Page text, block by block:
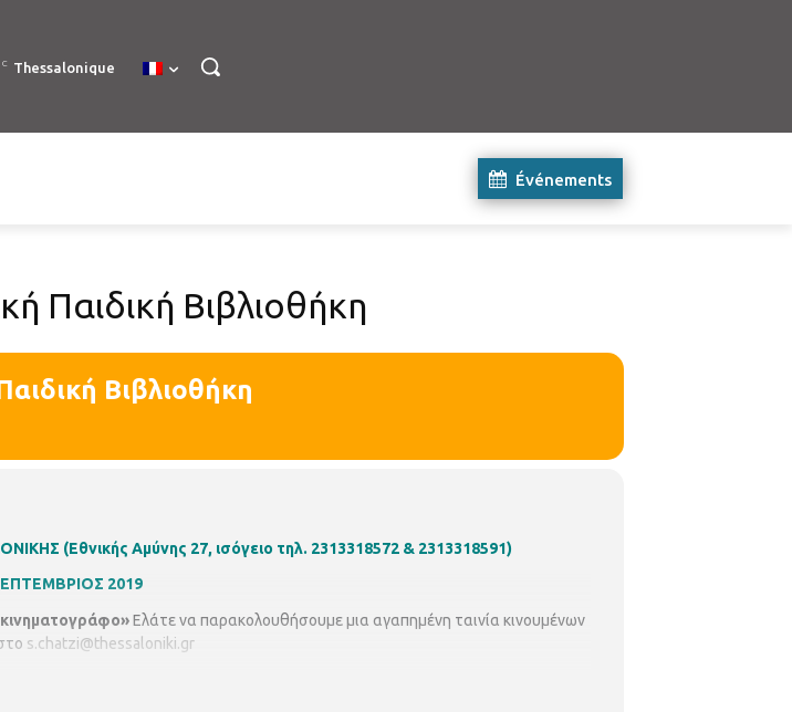
C Thessalonique
Événements
Παιδική Βιβλιοθήκη
Βιβλιοθήκη
(Εθνικής Αμύνης 27, ισόγειο τηλ. 2313318572 & 2313318591)
2019
Ελάτε να παρακολουθήσουμε μια αγαπημένη ταινία κινουμένων
s.chatzi@thessaloniki.gr